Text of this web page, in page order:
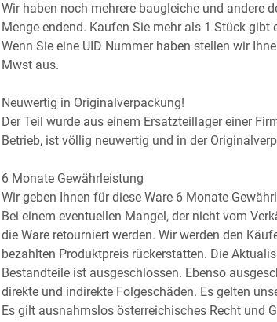
Wir haben noch mehrere baugleiche und andere
Menge endend. Kaufen Sie mehr als 1 Stück gibt
Wenn Sie eine UID Nummer haben stellen wir
Mwst aus.
Neuwertig in Originalverpackung!
Der Teil wurde aus einem Ersatzteillager einer
Betrieb, ist völlig neuwertig und in der
6 Monate Gewährleistung
Wir geben Ihnen für diese Ware 6 Monate
Bei einem eventuellen Mangel, der nicht vom
die Ware retourniert werden. Wir werden den
bezahlten Produktpreis rückerstatten. Die
Bestandteile ist ausgeschlossen. Ebenso
direkte und indirekte Folgeschäden. Es gelten
Es gilt ausnahmslos österreichisches Recht und